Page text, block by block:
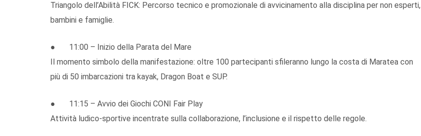
Triangolo dell’Abilità FICK: Percorso tecnico e promozionale di avvicinamento alla disciplina per non esperti,
bambini e famiglie.
● 11:00 – Inizio della Parata del Mare
Il momento simbolo della manifestazione: oltre 100 partecipanti sfileranno lungo la costa di Maratea con
più di 50 imbarcazioni tra kayak, Dragon Boat e SUP.
● 11:15 – Avvio dei Giochi CONI Fair Play
Attività ludico-sportive incentrate sulla collaborazione, l’inclusione e il rispetto delle regole.